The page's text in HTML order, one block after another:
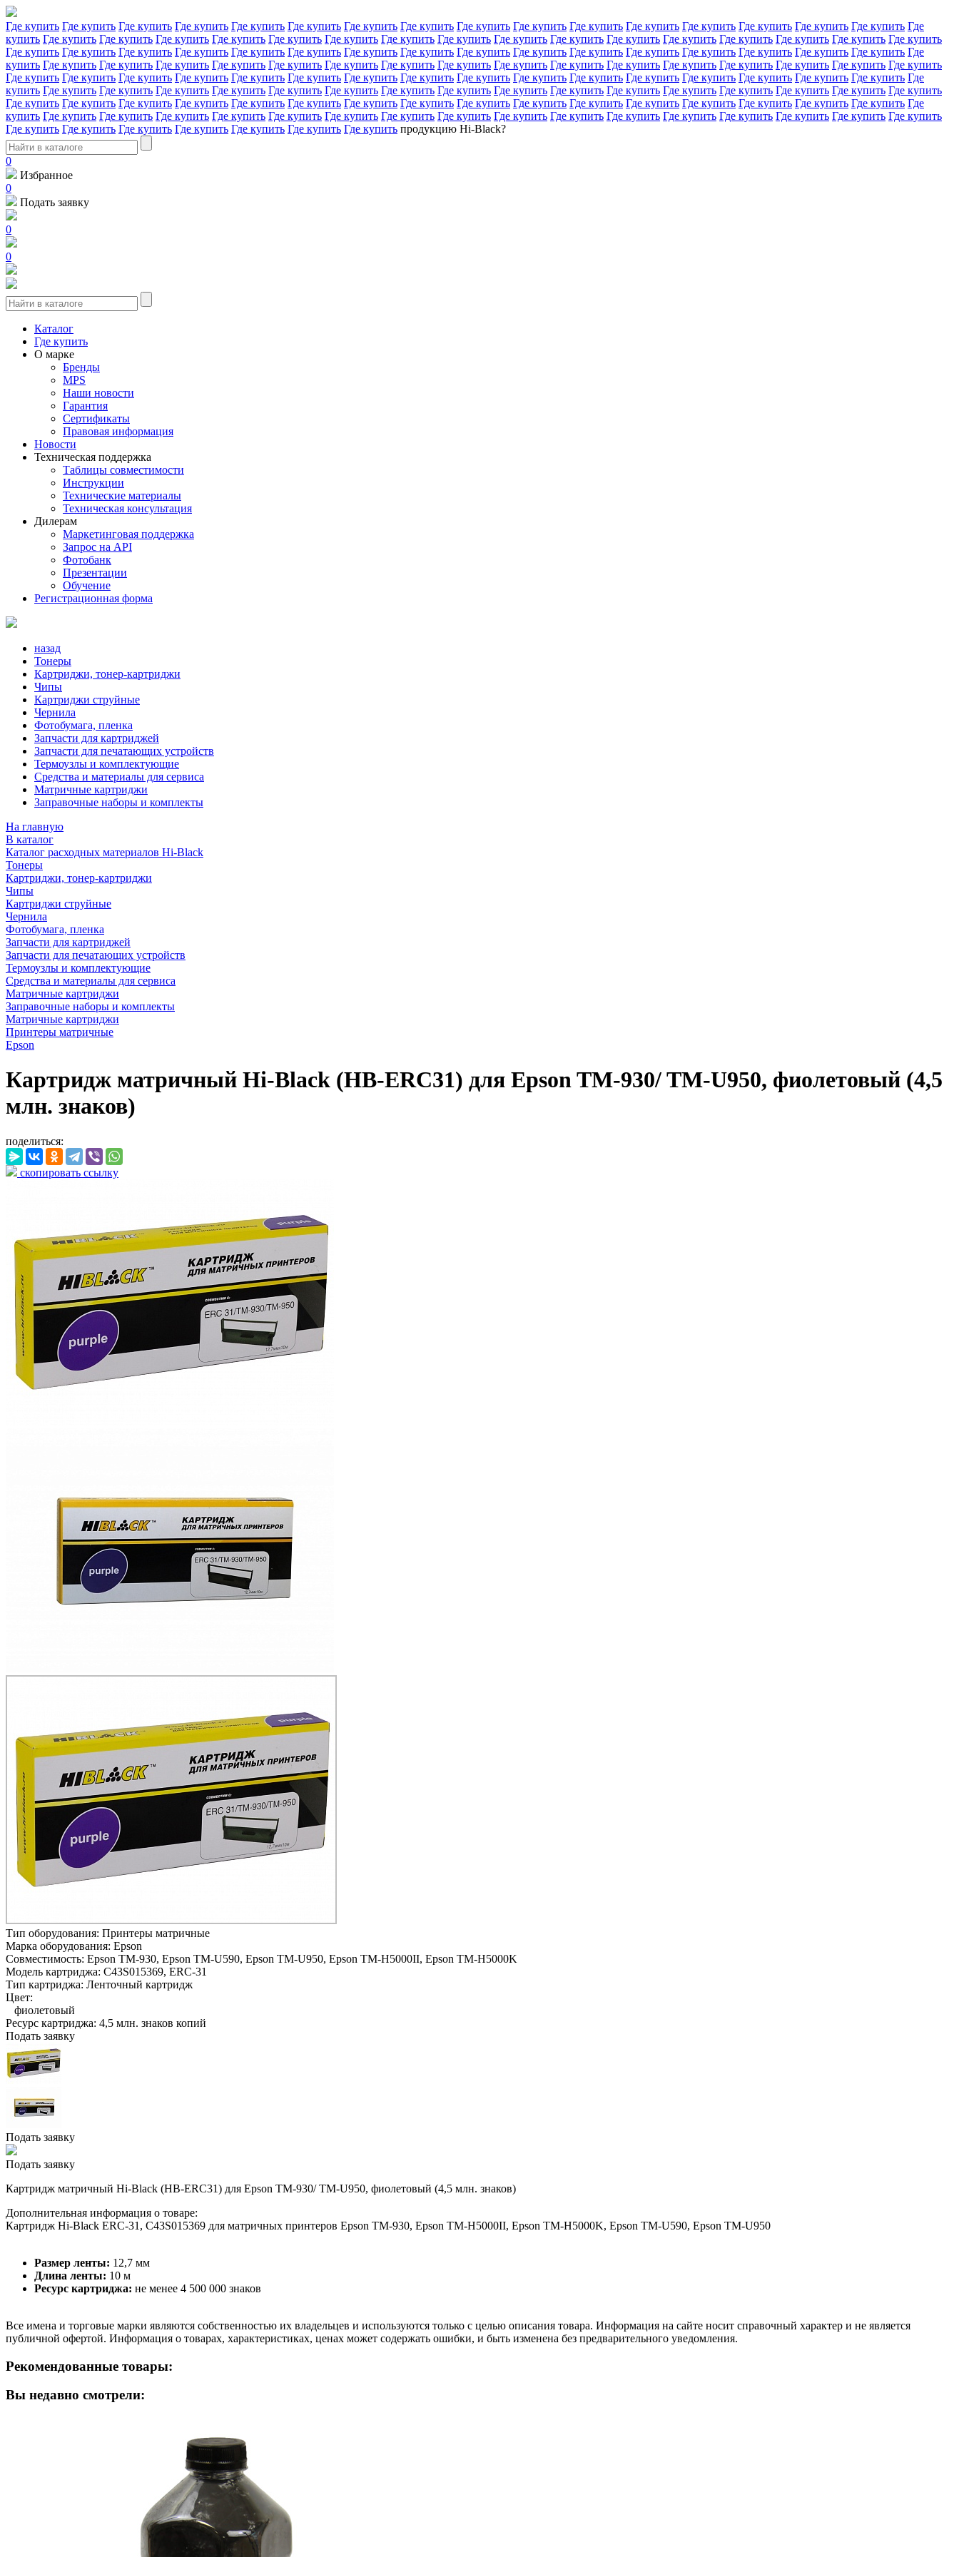
Где купить Где купить Где купить Где купить Где купить Где купить Где купить Где купить Где купить Где купить Где купить Где купить Где купить Где купить Где купить Где купить Где
купить Где купить Где купить Где купить Где купить Где купить Где купить Где купить Где купить Где купить Где купить Где купить Где купить Где купить Где купить Где купить Где купить
Где купить Где купить Где купить Где купить Где купить Где купить Где купить Где купить Где купить Где купить Где купить Где купить Где купить Где купить Где купить Где купить Где
купить Где купить Где купить Где купить Где купить Где купить Где купить Где купить Где купить Где купить Где купить Где купить Где купить Где купить Где купить Где купить Где купить
Где купить Где купить Где купить Где купить Где купить Где купить Где купить Где купить Где купить Где купить Где купить Где купить Где купить Где купить Где купить Где купить Где
купить Где купить Где купить Где купить Где купить Где купить Где купить Где купить Где купить Где купить Где купить Где купить Где купить Где купить Где купить Где купить Где купить
Где купить Где купить Где купить Где купить Где купить Где купить Где купить Где купить Где купить Где купить Где купить Где купить Где купить Где купить Где купить Где купить Где
купить Где купить Где купить Где купить Где купить Где купить Где купить Где купить Где купить Где купить Где купить Где купить Где купить Где купить Где купить Где купить Где купить
Где купить Где купить Где купить Где купить Где купить Где купить Где купить продукцию Hi-Black?
0
Избранное
0
Подать заявку
0
0
Каталог
Где купить
О марке
Бренды
MPS
Наши новости
Гарантия
Сертификаты
Правовая информация
Новости
Техническая поддержка
Таблицы совместимости
Инструкции
Технические материалы
Техническая консультация
Дилерам
Маркетинговая поддержка
Запрос на API
Фотобанк
Презентации
Обучение
Регистрационная форма
назад
Тонеры
Картриджи, тонер-картриджи
Чипы
Картриджи струйные
Чернила
Фотобумага, пленка
Запчасти для картриджей
Запчасти для печатающих устройств
Термоузлы и комплектующие
Средства и материалы для сервиса
Матричные картриджи
Заправочные наборы и комплекты
На главную
В каталог
Каталог расходных материалов Hi-Black
Тонеры
Картриджи, тонер-картриджи
Чипы
Картриджи струйные
Чернила
Фотобумага, пленка
Запчасти для картриджей
Запчасти для печатающих устройств
Термоузлы и комплектующие
Средства и материалы для сервиса
Матричные картриджи
Заправочные наборы и комплекты
Матричные картриджи
Принтеры матричные
Epson
Картридж матричный Hi-Black (HB-ERC31) для Epson TM-930/ TM-U950, фиолетовый (4,5
млн. знаков)
поделиться:
скопировать ссылку
Тип оборудования: Принтеры матричные
Марка оборудования: Epson
Совместимость: Epson TM-930, Epson TM-U590, Epson TM-U950, Epson TM-H5000II, Epson TM-H5000K
Модель картриджа: C43S015369, ERC-31
Тип картриджа: Ленточный картридж
Цвет:
фиолетовый
Ресурс картриджа: 4,5 млн. знаков копий
Подать заявку
Подать заявку
Подать заявку
Картридж матричный Hi-Black (HB-ERC31) для Epson TM-930/ TM-U950, фиолетовый (4,5 млн. знаков)
Дополнительная информация о товаре:
Картридж Hi-Black ERC-31, C43S015369 для матричных принтеров Epson TM-930, Epson TM-H5000II, Epson TM-H5000K, Epson TM-U590, Epson TM-U950
Размер ленты: 12,7 мм
Длина ленты: 10 м
Ресурс картриджа: не менее 4 500 000 знаков
Все имена и торговые марки являются собственностью их владельцев и используются только с целью описания товара. Информация на сайте носит справочный характер и не является
публичной офертой. Информация о товарах, характеристиках, ценах может содержать ошибки, и быть изменена без предварительного уведомления.
Рекомендованные товары:
Вы недавно смотрели: